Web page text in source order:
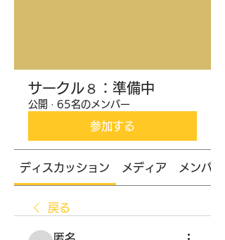
サークル８：準備中
公開 · 65名のメンバー
参加する
ディスカッション メディア メンバー
戻る